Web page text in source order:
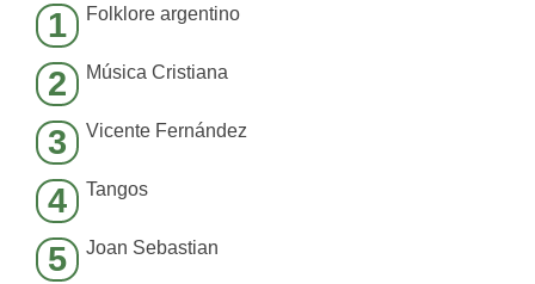
1 Folklore argentino
2 Música Cristiana
3 Vicente Fernández
4 Tangos
5 Joan Sebastian